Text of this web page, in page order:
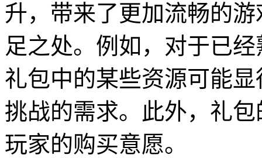
升，带来了更加流畅的
足之处。例如，对于已
礼包中的某些资源可能
挑战的需求。此外，礼
玩家的购买意愿。